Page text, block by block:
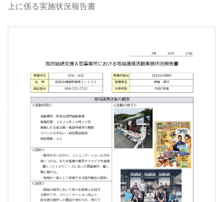
上に係る実施状況報告書